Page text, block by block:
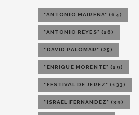
"ANTONIO MAIRENA" (64)
"ANTONIO REYES" (26)
"DAVID PALOMAR" (25)
"ENRIQUE MORENTE" (29)
"FESTIVAL DE JEREZ" (133)
"ISRAEL FERNANDEZ" (39)